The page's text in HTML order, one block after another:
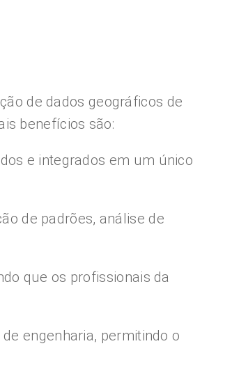
de dados geográficos de
benefícios são:
e integrados em um único
de padrões, análise de
que os profissionais da
engenharia, permitindo o